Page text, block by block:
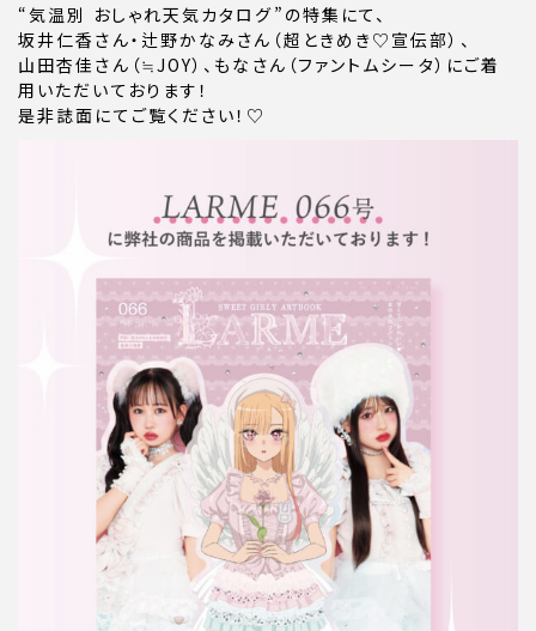
“気温別 おしゃれ天気カタログ”の特集にて、
坂井仁香さん・辻野かなみさん（超ときめき♡宣伝部）、
山田杏佳さん（≒JOY）、もなさん（ファントムシータ）にご着
用いただいております！
是非誌面にてご覧ください！♡